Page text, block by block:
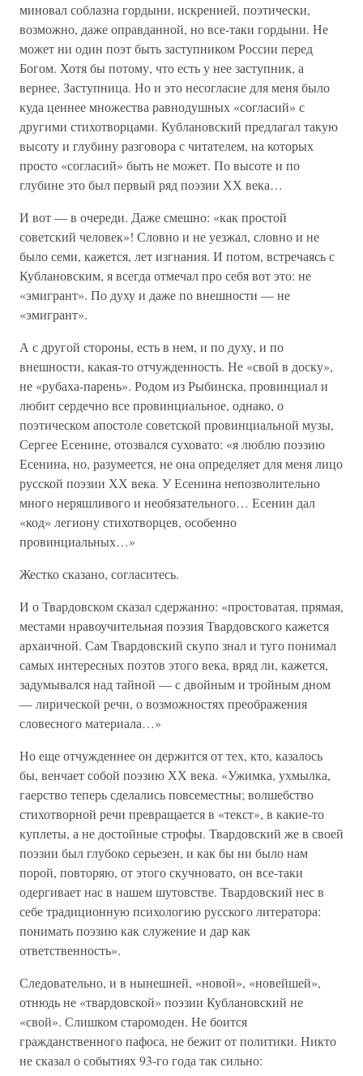
миновал соблазна гордыни, искренней, поэтически,
возможно, даже оправданной, но все-таки гордыни. Не
может ни один поэт быть заступником России перед
Богом. Хотя бы потому, что есть у нее заступник, а
вернее, Заступница. Но и это несогласие для меня было
куда ценнее множества равнодушных «согласий» с
другими стихотворцами. Кублановский предлагал такую
высоту и глубину разговора с читателем, на которых
просто «согласий» быть не может. По высоте и по
глубине это был первый ряд поэзии ХХ века…
И вот — в очереди. Даже смешно: «как простой
советский человек»! Словно и не уезжал, словно и не
было семи, кажется, лет изгнания. И потом, встречаясь с
Кублановским, я всегда отмечал про себя вот это: не
«эмигрант». По духу и даже по внешности — не
«эмигрант».
А с другой стороны, есть в нем, и по духу, и по
внешности, какая-то отчужденность. Не «свой в доску»,
не «рубаха-парень». Родом из Рыбинска, провинциал и
любит сердечно все провинциальное, однако, о
поэтическом апостоле советской провинциальной музы,
Сергее Есенине, отозвался суховато: «я люблю поэзию
Есенина, но, разумеется, не она определяет для меня лицо
русской поэзии ХХ века. У Есенина непозволительно
много неряшливого и необязательного… Есенин дал
«код» легиону стихотворцев, особенно
провинциальных…»
Жестко сказано, согласитесь.
И о Твардовском сказал сдержанно: «простоватая, прямая,
местами нравоучительная поэзия Твардовского кажется
архаичной. Сам Твардовский скупо знал и туго понимал
самых интересных поэтов этого века, вряд ли, кажется,
задумывался над тайной — с двойным и тройным дном
— лирической речи, о возможностях преображения
словесного материала…»
Но еще отчужденнее он держится от тех, кто, казалось
бы, венчает собой поэзию ХХ века. «Ужимка, ухмылка,
гаерство теперь сделались повсеместны; волшебство
стихотворной речи превращается в «текст», в какие-то
куплеты, а не достойные строфы. Твардовский же в своей
поэзии был глубоко серьезен, и как бы ни было нам
порой, повторяю, от этого скучновато, он все-таки
одергивает нас в нашем шутовстве. Твардовский нес в
себе традиционную психологию русского литератора:
понимать поэзию как служение и дар как
ответственность».
Следовательно, и в нынешней, «новой», «новейшей»,
отнюдь не «твардовской» поэзии Кублановский не
«свой». Слишком старомоден. Не боится
гражданственного пафоса, не бежит от политики. Никто
не сказал о событиях 93-го года так сильно: